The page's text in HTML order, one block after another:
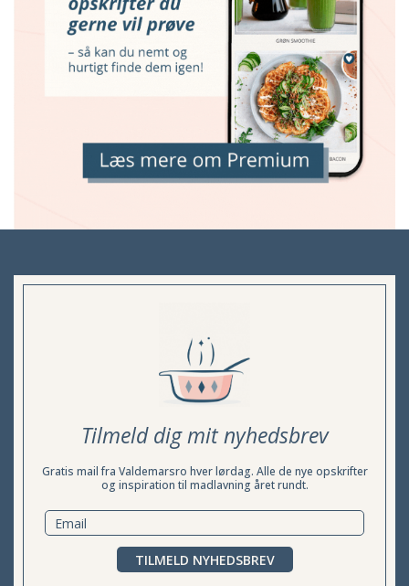
Tilmeld dig mit nyhedsbrev
Gratis mail fra Valdemarsro hver lørdag. Alle de nye opskrifter
og inspiration til madlavning året rundt.
TILMELD NYHEDSBREV